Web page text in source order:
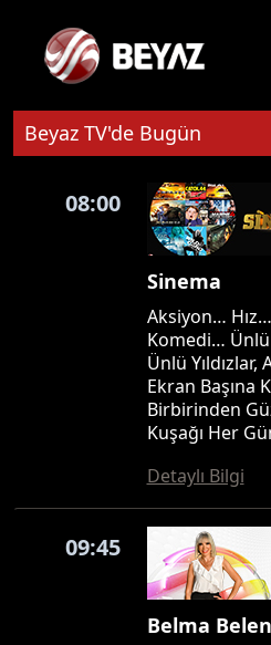
Beyaz TV'de Bugün
08:00
Sinema
Aksiyon…
Komedi… Ünlü
Ünlü Yıldızlar,
Ekran Başına
Birbirinden
Kuşağı Her
Detaylı Bilgi
09:45
Belma